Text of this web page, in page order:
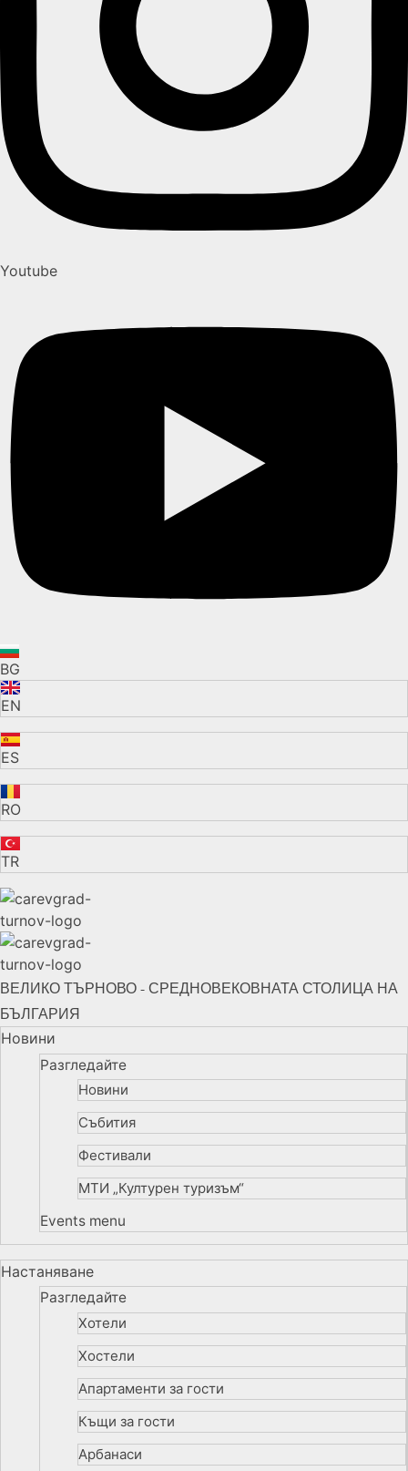
Youtube
BG
EN
ES
RO
TR
ВЕЛИКО ТЪРНОВО - СРЕДНОВЕКОВНАТА СТОЛИЦА НА
БЪЛГАРИЯ
Новини
Разгледайте
Новини
Събития
Фестивали
МТИ „Културен туризъм“
Events menu
Настаняване
Разгледайте
Хотели
Хостели
Апартаменти за гости
Къщи за гости
Арбанаси